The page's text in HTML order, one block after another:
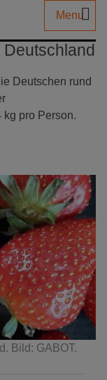
Menu
Deutschland
Deutschen rund
kg pro Person.
Bild: GABOT.